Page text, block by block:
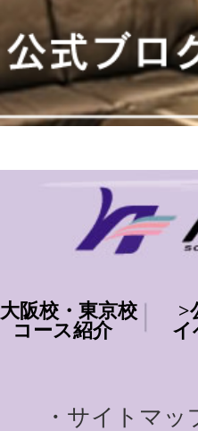
大阪校・東京校
コース紹介
>
イ
・サイトマッ